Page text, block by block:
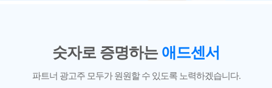
숫자로 증명하는애드센서
파트너 광고주 모두가 원원할 수 있도록 노력하겠습니다.